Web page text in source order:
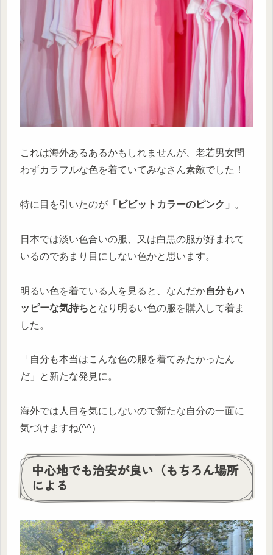
これは海外あるあるかもしれませんが、老若男女問
わずカラフルな色を着ていてみなさん素敵でした！
特に目を引いたのが 「ビビットカラーのピンク」 。
日本では淡い色合いの服、又は白黒の服が好まれて
いるのであまり目にしない色かと思います。
明るい色を着ている人を見ると、なんだか自分もハ
ッピーな気持ちとなり明るい色の服を購入して着ま
した。
「自分も本当はこんな色の服を着てみたかったん
だ」と新たな発見に。
海外では人目を気にしないので新たな自分の一面に
気づけますね(^^）
中心地でも治安が良い（もちろん場所
による